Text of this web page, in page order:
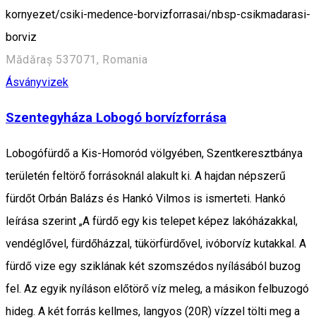
kornyezet/csiki-medence-borvizforrasai/nbsp-csikmadarasi-
borviz
Mădăraș 537071, Romania
Ásványvizek
Szentegyháza Lobogó borvízforrása
Lobogófürdő a Kis-Homoród völgyében, Szentkeresztbánya
területén feltörő forrásoknál alakult ki. A hajdan népszerű
fürdőt Orbán Balázs és Hankó Vilmos is ismerteti. Hankó
leírása szerint „A fürdő egy kis telepet képez lakóházakkal,
vendéglővel, fürdőházzal, tükörfürdővel, ivóborvíz kutakkal. A
fürdő vize egy sziklának két szomszédos nyílásából buzog
fel. Az egyik nyíláson előtörő víz meleg, a másikon felbuzogó
hideg. A két forrás kellmes, langyos (20R) vízzel tölti meg a